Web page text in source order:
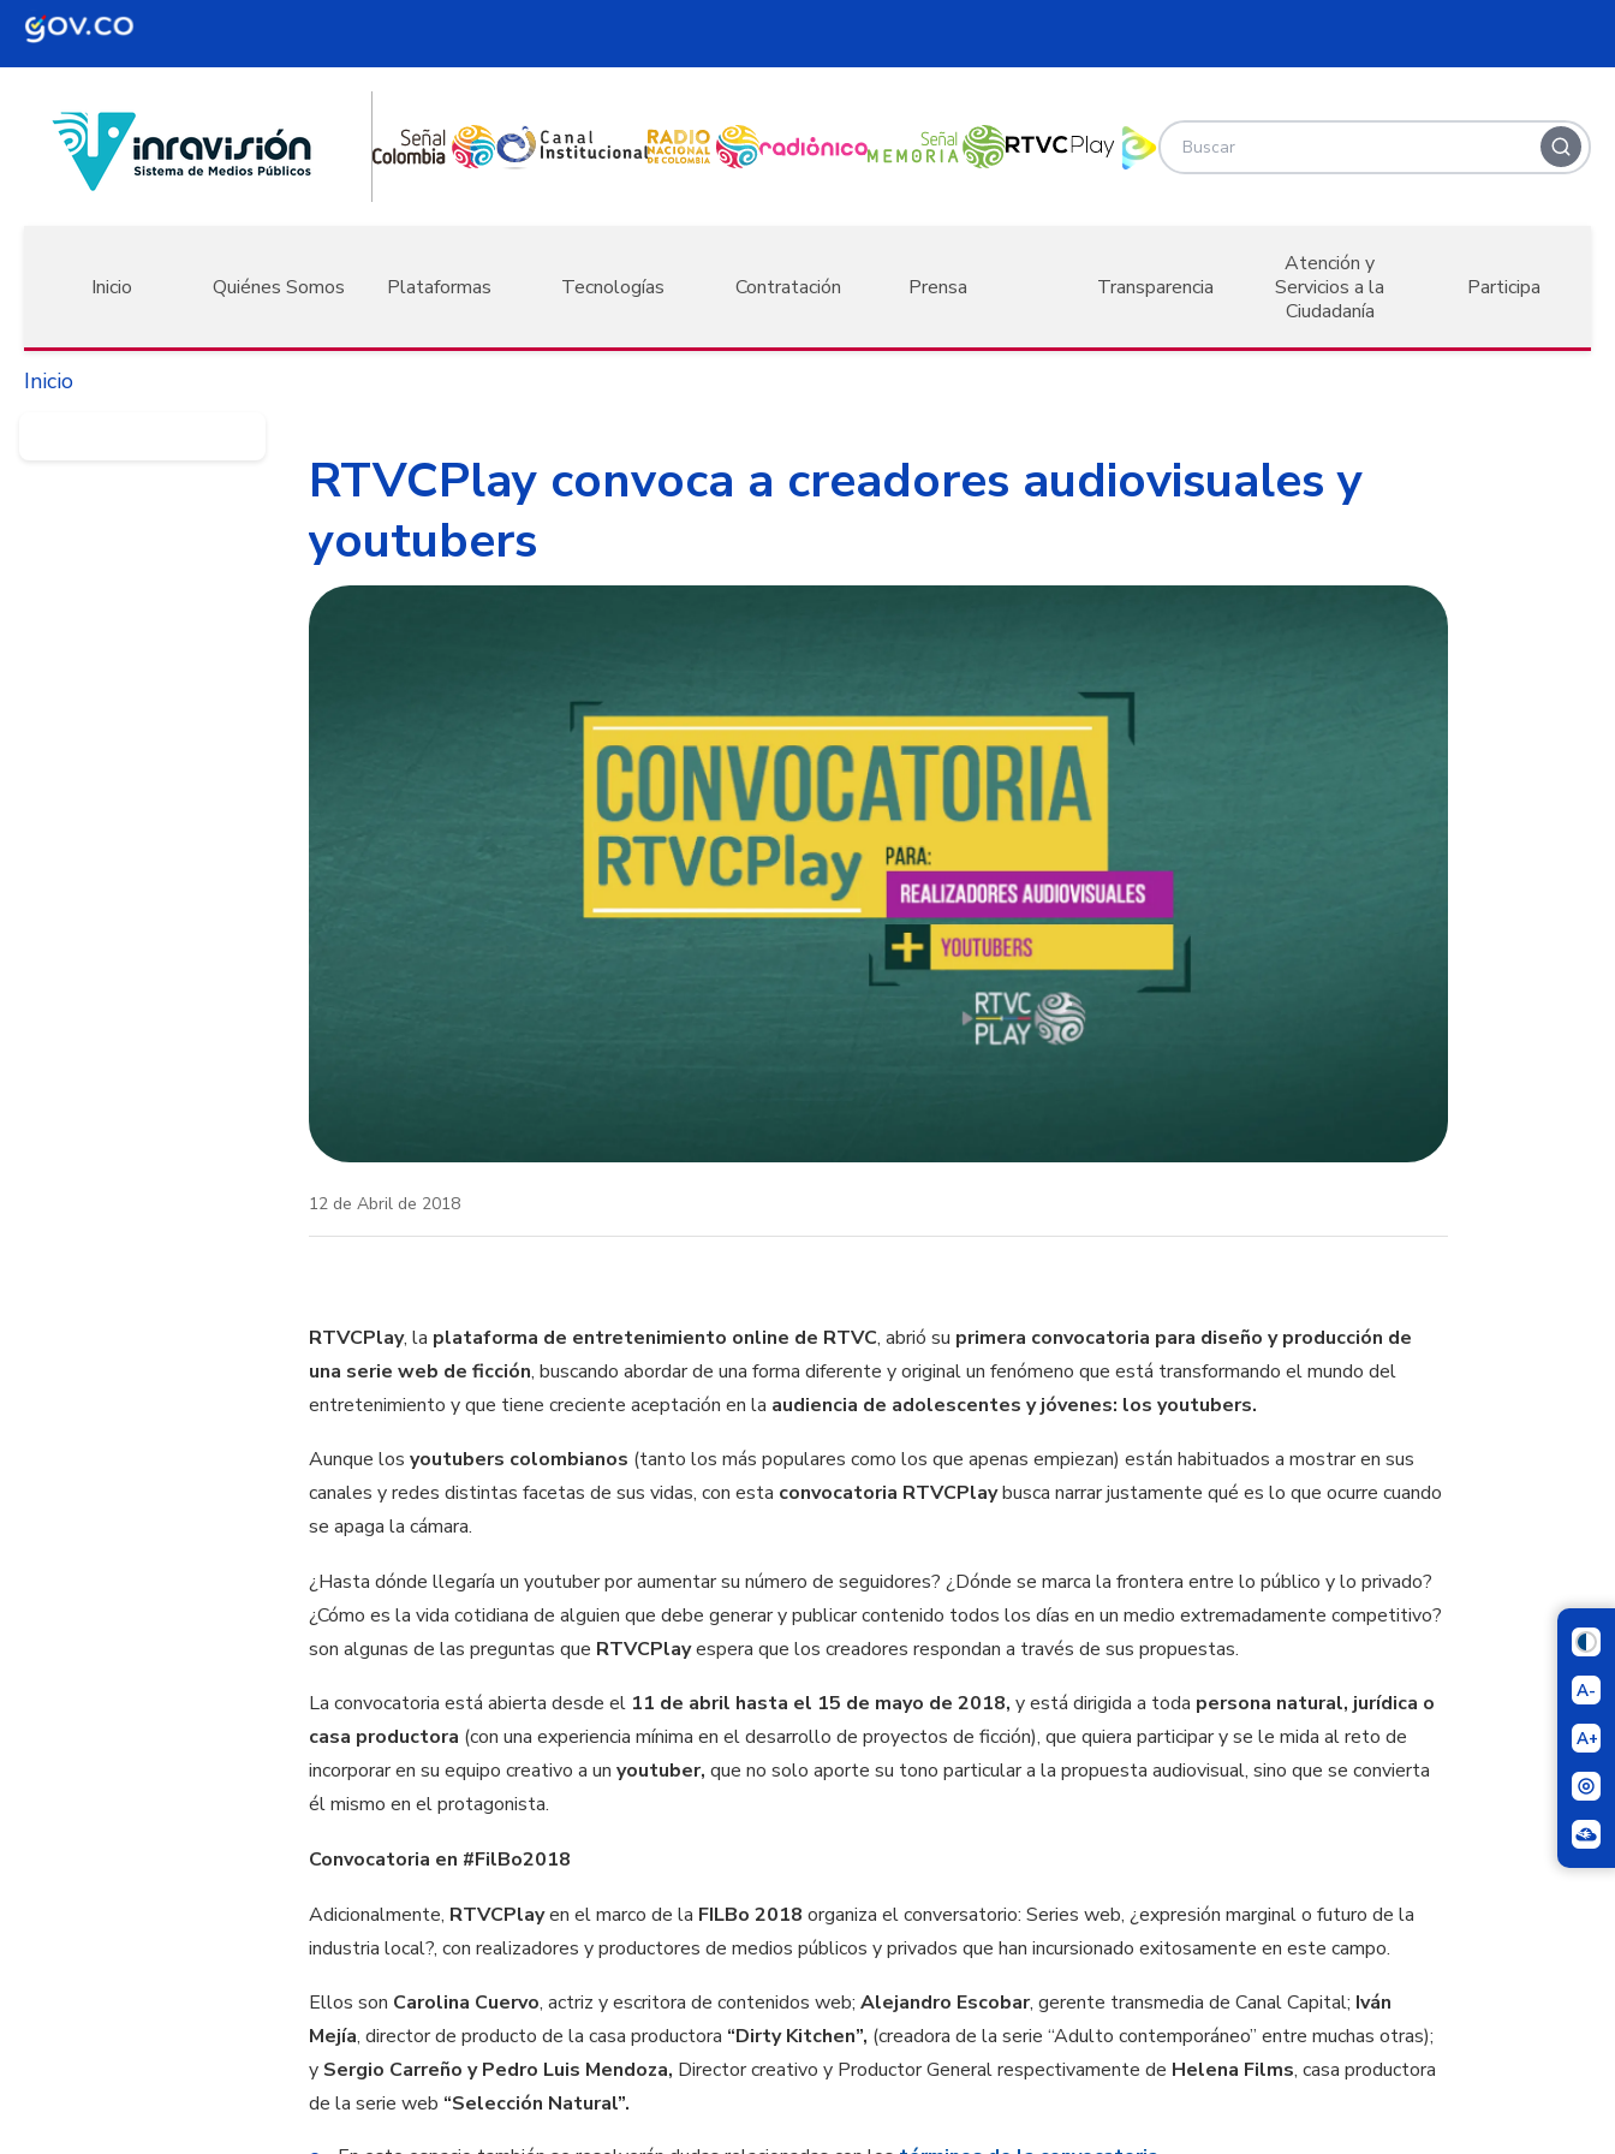
Pasar al contenido principal
Inicio Quiénes Somos Plataformas Tecnologías Contratación Prensa Transparencia
Atención y
Servicios a la
Ciudadanía
Participa
A-
A+
Inicio
RTVCPlay convoca a creadores audiovisuales y
youtubers
12 de Abril de 2018
RTVCPlay, la plataforma de entretenimiento online de RTVC, abrió su primera convocatoria para diseño y producción de
una serie web de ficción, buscando abordar de una forma diferente y original un fenómeno que está transformando el mundo del
entretenimiento y que tiene creciente aceptación en la audiencia de adolescentes y jóvenes: los youtubers.
Aunque losyoutubers colombianos (tanto los más populares como los que apenas empiezan) están habituados a mostrar en sus
canales y redes distintas facetas de sus vidas, con esta convocatoria RTVCPlaybusca narrar justamente qué es lo que ocurre cuando
se apaga la cámara.
¿Hasta dónde llegaría un youtuber por aumentar su número de seguidores? ¿Dónde se marca la frontera entre lo público y lo privado?
¿Cómo es la vida cotidiana de alguien que debe generar y publicar contenido todos los días en un medio extremadamente competitivo?
son algunas de las preguntas que RTVCPlayespera que los creadores respondan a través de sus propuestas.
La convocatoria está abierta desde el 11 de abril hasta el 15 de mayo de 2018, y está dirigida a toda persona natural, jurídica o
casa productora (con una experiencia mínima en el desarrollo de proyectos de ficción), que quiera participar y se le mida al reto de
incorporar en su equipo creativo a un youtuber, que no solo aporte su tono particular a la propuesta audiovisual, sino que se convierta
él mismo en el protagonista.
Convocatoria en #FilBo2018
Adicionalmente, RTVCPlayen el marco de la FILBo 2018 organiza el conversatorio: Series web, ¿expresión marginal o futuro de la
industria local?, con realizadores y productores de medios públicos y privados que han incursionado exitosamente en este campo.
Ellos son Carolina Cuervo, actriz y escritora de contenidos web;Alejandro Escobar, gerente transmedia de Canal Capital; Iván
Mejía, director de producto de la casa productora “Dirty Kitchen”, (creadora de la serie “Adulto contemporáneo” entre muchas otras);
y Sergio Carreño y Pedro Luis Mendoza, Director creativo y Productor General respectivamente de Helena Films, casa productora
de la serie web “Selección Natural”.